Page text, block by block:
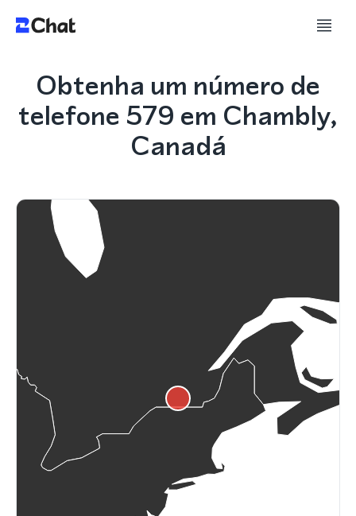
Obtenha um número de
telefone 579 em Chambly,
Canadá